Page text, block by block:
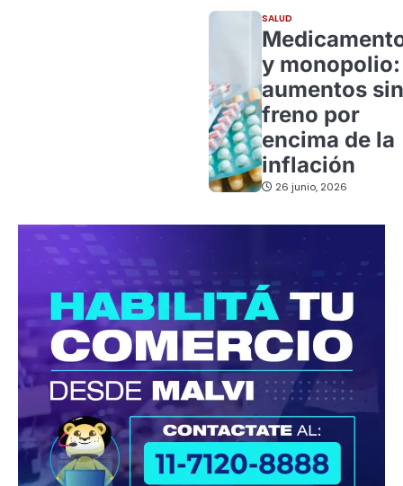
SALUD
y monopolio:
aumentos sin
freno por
encima de la
inflación
26 junio, 2026